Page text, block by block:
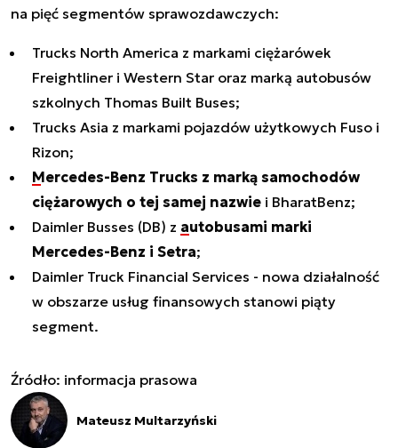
na pięć segmentów sprawozdawczych:
Trucks North America z markami ciężarówek
Freightliner i Western Star oraz marką autobusów
szkolnych Thomas Built Buses;
Trucks Asia z markami pojazdów użytkowych Fuso i
Rizon;
Mercedes-Benz Trucks z marką samochodów
ciężarowych o tej samej nazwie i BharatBenz;
Daimler Busses (DB) z autobusami marki
Mercedes-Benz i Setra;
Daimler Truck Financial Services - nowa działalność
w obszarze usług finansowych stanowi piąty
segment.
Źródło: informacja prasowa
Mateusz Multarzyński